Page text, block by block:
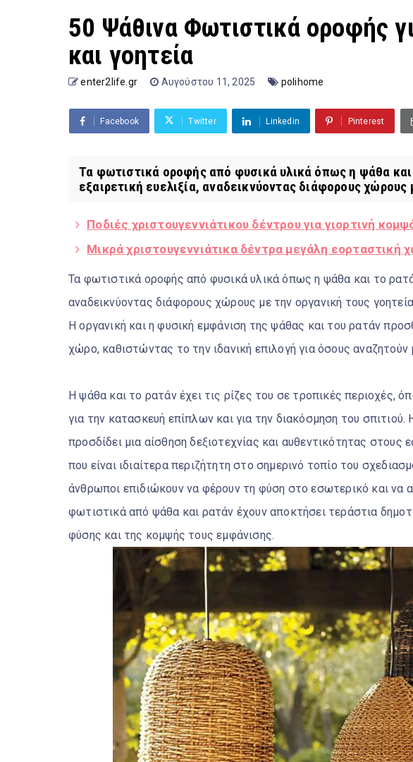
50 Ψάθινα Φωτιστικά οροφής
και γοητεία
enter2life.gr Αυγούστου 11, 2025 polihome
Facebook Twitter Linkedin Pinterest
Τα φωτιστικά οροφής από φυσικά υλικά όπως η ψάθα
εξαιρετική ευελιξία, αναδεικνύοντας διάφορους χώρους
Ποδιές χριστουγεννιάτικου δέντρου για γιορτινή
Μικρά χριστουγεννιάτικα δέντρα μεγάλη εορταστική
Τα φωτιστικά οροφής από φυσικά υλικά όπως η ψάθα και το
αναδεικνύοντας διάφορους χώρους με την οργανική τους
Η οργανική και η φυσική εμφάνιση της ψάθας και του ρατάν
χώρο, καθιστώντας το την ιδανική επιλογή για όσους αναζητούν
Η ψάθα και το ρατάν έχει τις ρίζες του σε τροπικές περιοχές,
για την κατασκευή επίπλων και για την διακόσμηση του σπιτιού.
προσδίδει μια αίσθηση δεξιοτεχνίας και αυθεντικότητας
που είναι ιδιαίτερα περιζήτητη στο σημερινό τοπίο του
άνθρωποι επιδιώκουν να φέρουν τη φύση στο εσωτερικό και να
φωτιστικά από ψάθα και ρατάν έχουν αποκτήσει τεράστια
φύσης και της κομψής τους εμφάνισης.